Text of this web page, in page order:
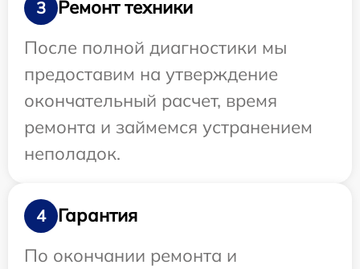
3
Ремонт техники
После полной диагностики мы
предоставим на утверждение
окончательный расчет, время
ремонта и займемся устранением
неполадок.
4
Гарантия
По окончании ремонта и